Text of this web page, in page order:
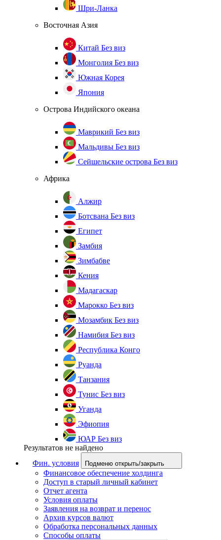
Шри-Ланка
Восточная Азия
Китай Без виз
Монголия Без виз
Южная Корея
Япония
Острова Индийского океана
Маврикий Без виз
Мальдивы Без виз
Сейшельские острова Без виз
Африка
Алжир
Ботсвана Без виз
Египет
Замбия
Зимбабве
Кения
Мадагаскар
Марокко Без виз
Мозамбик Без виз
Намибия Без виз
Республика Конго
Руанда
Танзания
Тунис Без виз
Уганда
Эфиопия
ЮАР Без виз
Результатов не найдено
Фин. условия
Подменю открыть/закрыть
Финансовое обеспечение холдинга
Доступ в старый личный кабинет
Отчет агента
Условия оплаты
Заявления на возврат и перенос
Архив курсов валют
Обработка персональных данных
Способы оплаты